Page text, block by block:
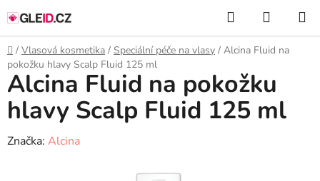
na
obsah
Hledat
KOŠÍK
Domů
/ Vlasová kosmetika / Speciální péče na vlasy / Alcina Fluid na
pokožku hlavy Scalp Fluid 125 ml
Alcina Fluid na pokožku
hlavy Scalp Fluid 125 ml
Značka: Alcina